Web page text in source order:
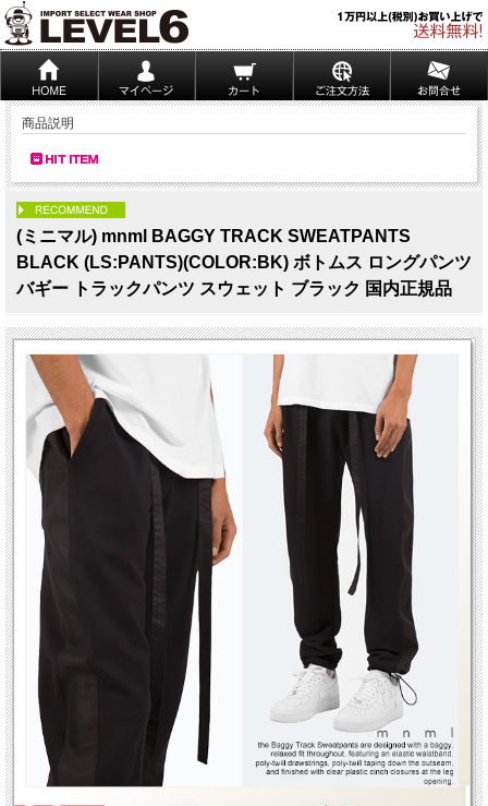
商品説明
(ミニマル) mnml BAGGY TRACK SWEATPANTS
BLACK (LS:PANTS)(COLOR:BK) ボトムス ロングパンツ
バギー トラックパンツ スウェット ブラック 国内正規品